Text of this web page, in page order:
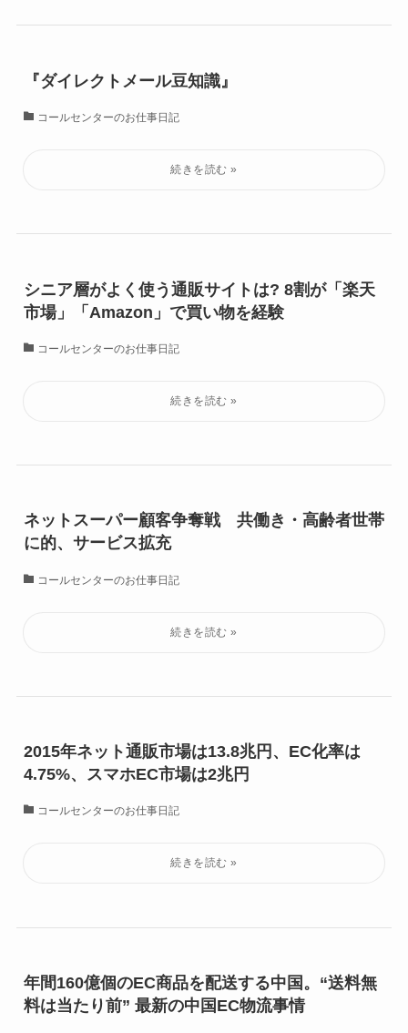
『ダイレクトメール豆知識』
コールセンターのお仕事日記
シニア層がよく使う通販サイトは? 8割が「楽天
市場」「Amazon」で買い物を経験
コールセンターのお仕事日記
ネットスーパー顧客争奪戦 共働き・高齢者世帯
に的、サービス拡充
コールセンターのお仕事日記
2015年ネット通販市場は13.8兆円、EC化率は
4.75%、スマホEC市場は2兆円
コールセンターのお仕事日記
年間160億個のEC商品を配送する中国。“送料無
料は当たり前” 最新の中国EC物流事情